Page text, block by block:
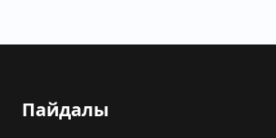
Пайдалы